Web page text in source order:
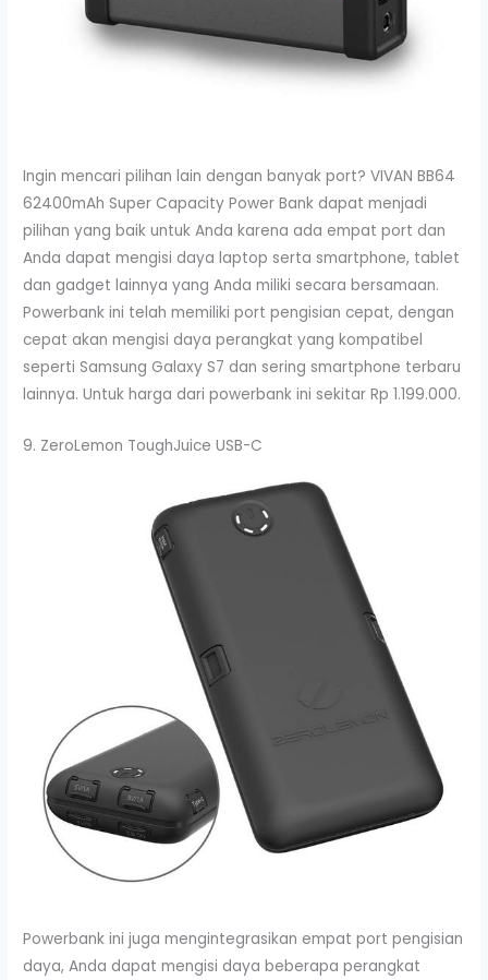
Ingin mencari pilihan lain dengan banyak port? VIVAN BB64
62400mAh Super Capacity Power Bank dapat menjadi
pilihan yang baik untuk Anda karena ada empat port dan
Anda dapat mengisi daya laptop serta smartphone, tablet
dan gadget lainnya yang Anda miliki secara bersamaan.
Powerbank ini telah memiliki port pengisian cepat, dengan
cepat akan mengisi daya perangkat yang kompatibel
seperti Samsung Galaxy S7 dan sering smartphone terbaru
lainnya. Untuk harga dari powerbank ini sekitar Rp 1.199.000.
9. ZeroLemon ToughJuice USB-C
Powerbank ini juga mengintegrasikan empat port pengisian
daya, Anda dapat mengisi daya beberapa perangkat